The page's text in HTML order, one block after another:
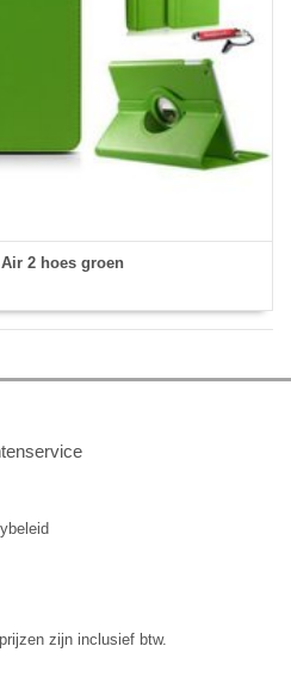
2 hoes groen
zijn inclusief btw.